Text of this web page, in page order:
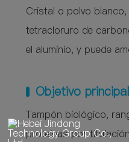
Cristal o polvo
tetracloruro de
el aluminio, y puede
Objetivo principal
Tampón biológico,
proteínas por